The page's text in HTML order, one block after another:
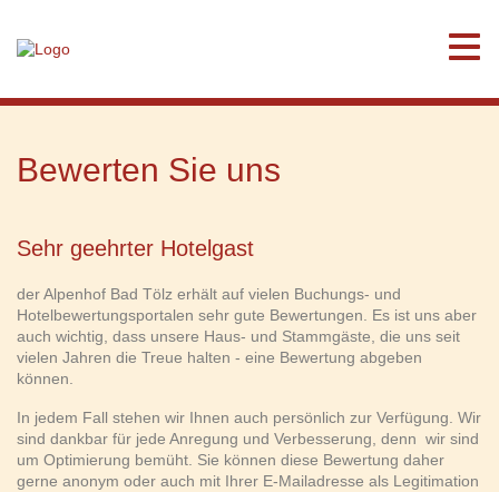
Bewerten Sie uns
Sehr geehrter Hotelgast
der Alpenhof Bad Tölz erhält auf vielen Buchungs- und
Hotelbewertungsportalen sehr gute Bewertungen. Es ist uns aber
auch wichtig, dass unsere Haus- und Stammgäste, die uns seit
vielen Jahren die Treue halten - eine Bewertung abgeben
können.
In jedem Fall stehen wir Ihnen auch persönlich zur Verfügung. Wir
sind dankbar für jede Anregung und Verbesserung, denn wir sind
um Optimierung bemüht. Sie können diese Bewertung daher
gerne anonym oder auch mit Ihrer E-Mailadresse als Legitimation